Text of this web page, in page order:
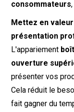
consommateurs
Mettez en
présentation
L'appariement
ouverture
présenter vos
Cela réduit le
fait gagner du